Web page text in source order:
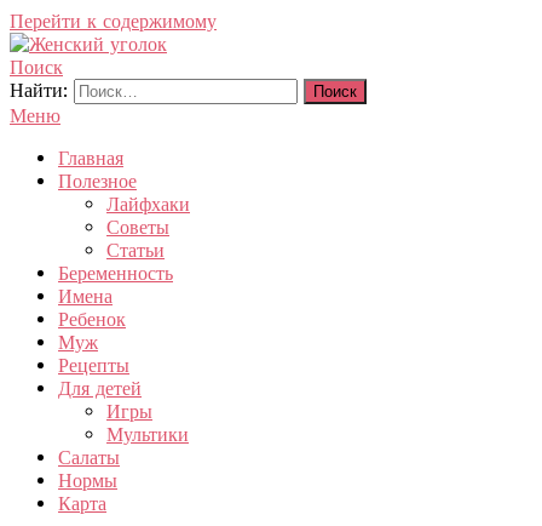
Перейти к содержимому
Женский уголок
Поиск
Найти:
Меню
Главная
Полезное
Лайфхаки
Советы
Статьи
Беременность
Имена
Ребенок
Муж
Рецепты
Для детей
Игры
Мультики
Салаты
Нормы
Карта